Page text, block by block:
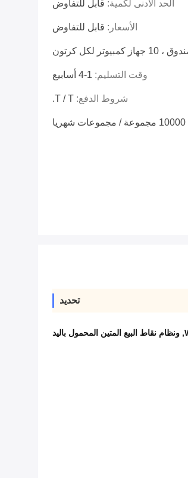
الحد الأدنى لكمية: قابل للتفاوض
الأسعار: قابل للتفاوض
وقت التسليم: 1-4 أسابيع
شروط الدفع: T / T.
10000 مجموعة / مجموعات شهريا
تحديد
, ونظام نقاط البيع المتين المحمول باليد